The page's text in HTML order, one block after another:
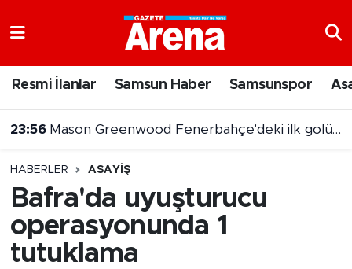
Resmi İlanlar Samsun Haber Samsunspor
23:56 Mason Greenwood Fenerbahçe'deki ilk golünü attı
23:05 Fenerbahçe Sturm Graz'ı 2-0 Mağlup Etti
HABERLER ASAYIŞ
Bafra'da uyuşturucu
operasyonunda 1
tutuklama
Trafik Durumu
Süper Lig Puan Durumu ve Fikstür
Tüm Manşetler